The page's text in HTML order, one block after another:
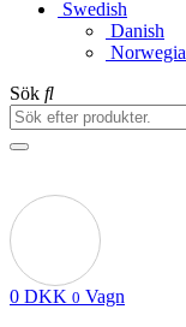
Swedish
Danish
Sök
0 DKK 0 Vagn